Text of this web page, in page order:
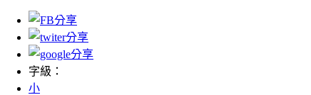
字級：
小